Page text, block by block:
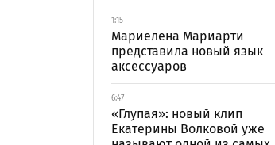
1:15
Мариелена Мариарти
представила новый язык
аксессуаров
6:47
«Глупая»: новый клип
Екатерины Волковой уже